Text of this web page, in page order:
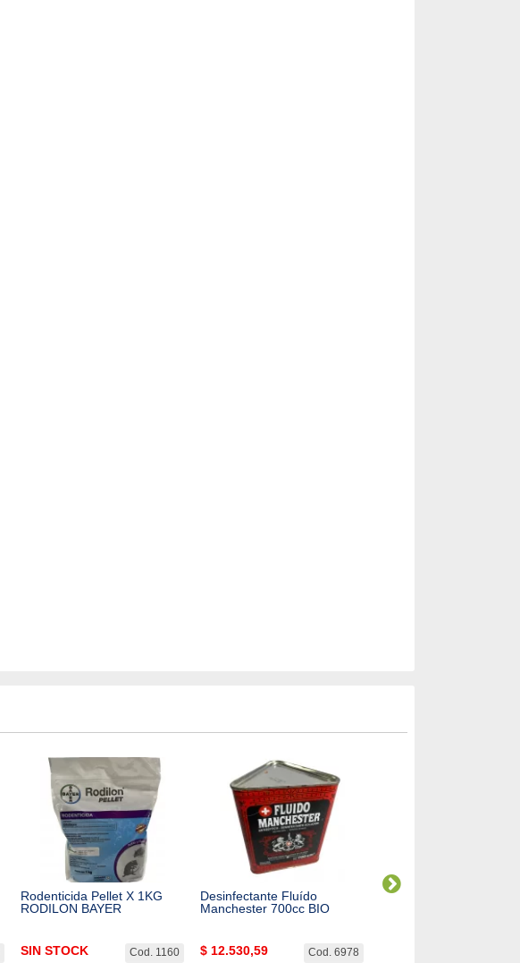
Rodenticida Pellet X 1KG
RODILON BAYER
Cod. 1160
SIN STOCK
Desinfectante Fluído
Manchester 700cc BIO
Cod. 6978
$ 12.530,59
Pinche Ahuyenta